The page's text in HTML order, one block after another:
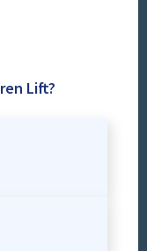
Lift?